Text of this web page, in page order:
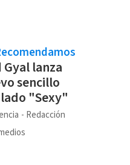
Gyal lanza
sencillo
"Sexy"
Redacción